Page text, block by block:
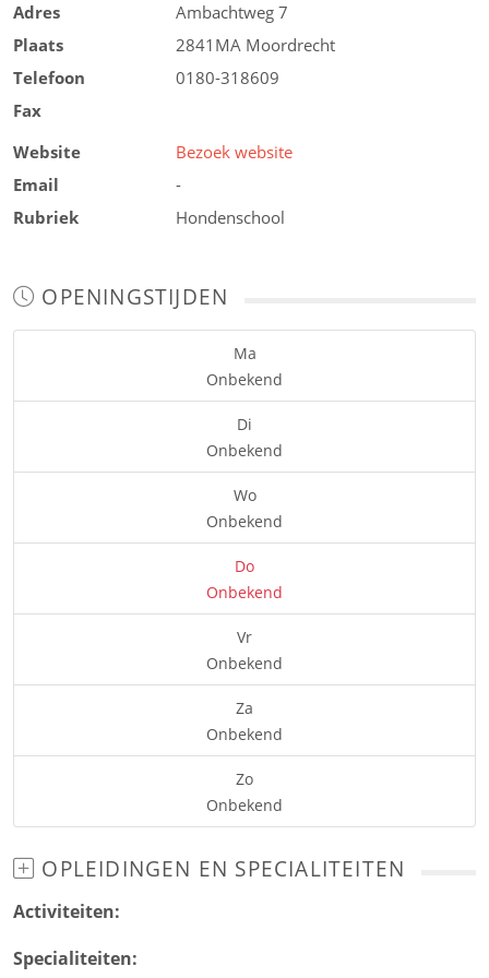
Adres
Ambachtweg 7
Plaats
2841MA Moordrecht
Telefoon
0180-318609
Fax
Website
Bezoek website
Email
-
Rubriek
Hondenschool
OPENINGSTIJDEN
Ma
Onbekend
Di
Onbekend
Wo
Onbekend
Do
Onbekend
Vr
Onbekend
Za
Onbekend
Zo
Onbekend
OPLEIDINGEN EN SPECIALITEITEN
Activiteiten:
Specialiteiten: